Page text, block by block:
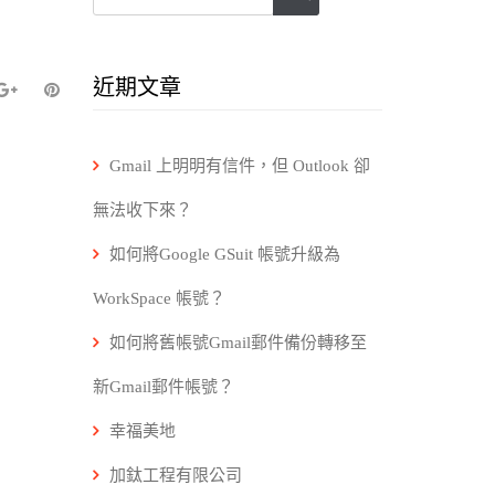
近期文章
Gmail 上明明有信件，但 Outlook 卻
無法收下來？
如何將Google GSuit 帳號升級為
WorkSpace 帳號？
如何將舊帳號Gmail郵件備份轉移至
新Gmail郵件帳號？
幸福美地
加鈦工程有限公司